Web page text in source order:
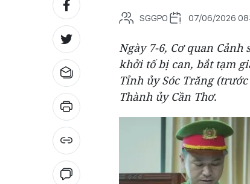
SGGPO 07/06/2026
Ngày 7-6, Cơ quan
khởi tố bị can, bắt tạm
Tỉnh ủy Sóc Trăng
Thành ủy Cần Thơ.